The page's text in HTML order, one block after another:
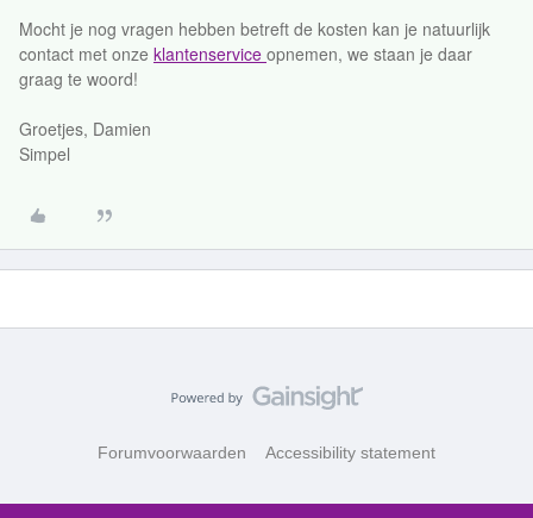
Mocht je nog vragen hebben betreft de kosten kan je natuurlijk
contact met onze klantenservice opnemen, we staan je daar
graag te woord!
Groetjes, Damien
Simpel
Forumvoorwaarden Accessibility statement